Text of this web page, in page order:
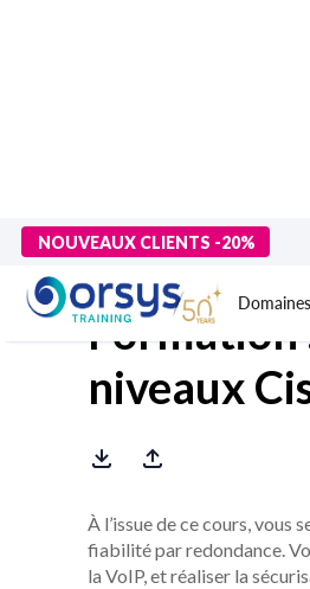
NOUVEAUX CLIENTS -20%
> Formations>Technologies
Formation
niveaux
À l’issue de ce cours, vous
fiabilité par redondance.
la VoIP, et réaliser la